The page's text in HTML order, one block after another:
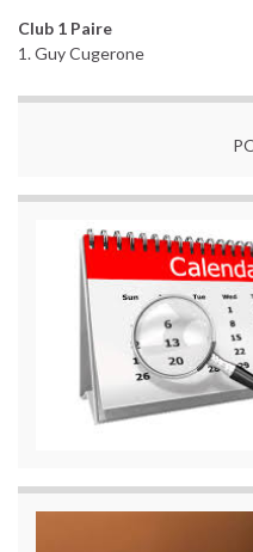
Club 1 Paire
1. Guy Cugerone